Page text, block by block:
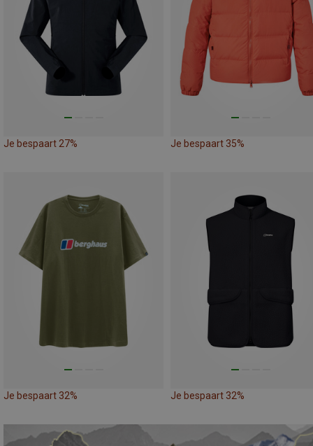
Je bespaart 27% Je bespaart 35%
Je bespaart 32% Je bespaart 32%